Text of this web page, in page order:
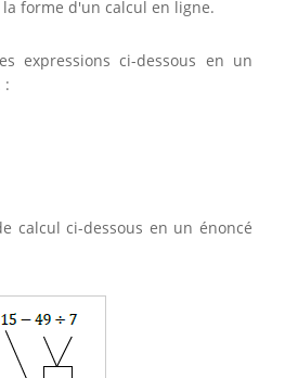
la forme d'un calcul en ligne.
expressions ci-dessous en un
:
calcul ci-dessous en un énoncé